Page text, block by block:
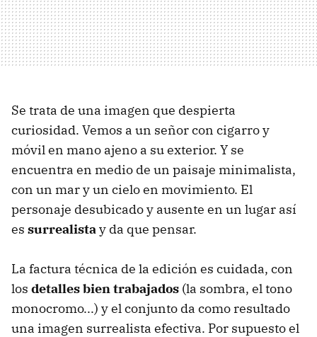
Se trata de una imagen que despierta
curiosidad. Vemos a un señor con cigarro y
móvil en mano ajeno a su exterior. Y se
encuentra en medio de un paisaje minimalista,
con un mar y un cielo en movimiento. El
personaje desubicado y ausente en un lugar así
es surrealistay da que pensar.
La factura técnica de la edición es cuidada, con
los detalles bien trabajados (la sombra, el tono
monocromo...) y el conjunto da como resultado
una imagen surrealista efectiva. Por supuesto el